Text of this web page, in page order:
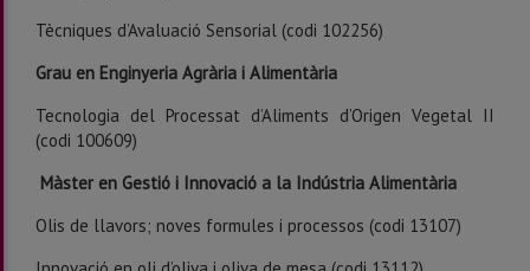
Tècniques d’Avaluació Sensorial (codi 102256)
Grau en Enginyeria Agrària i Alimentària
Tecnologia del Processat d’Aliments d’Origen Vegetal II
(codi 100609)
Màster en Gestió i Innovació a la Indústria Alimentària
Olis de llavors; noves formules i processos (codi 13107)